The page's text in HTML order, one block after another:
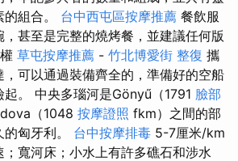
組合。 台中西屯區按摩推薦 餐飲服
甚至是完整的燒烤餐，並建議任何版
草屯按摩推薦 - 竹北博愛街 整復 攜
可以通過裝備齊全的，準備好的空船
。 中央多瑙河是Gönyű（1791 臉部
（1048 按摩證照 fkm）之間的部
匈牙利。 台中按摩排毒 5-7厘米/km
寬河床；小水上有許多礁石和涉水